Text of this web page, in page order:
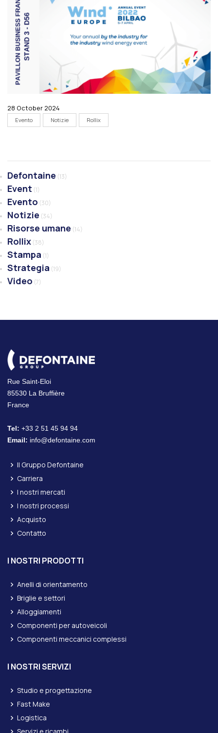
28 October 2024
Evento Notizie Rollix
Defontaine (13)
Event (1)
Evento (30)
Notizie (34)
Risorse umane (14)
Rollix (38)
Stampa (1)
Strategia (19)
Video (7)
Rue Saint-Eloi
85530 La Bruffière
France
Tel: +33 2 51 45 94 94
Email: info@defontaine.com
Il Gruppo Defontaine
Carriera
I nostri mercati
I nostri processi
Acquisto
Contatto
I NOSTRI PRODOTTI
Anelli di orientamento
Briglie e settori
Alloggiamenti
Componenti per autoveicoli
Componenti meccanici complessi
I NOSTRI SERVIZI
Studio e progettazione
Fast Make
Logistica